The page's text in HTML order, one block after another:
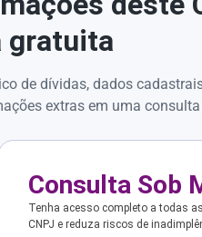
gratuita
de dívidas, dados
extras em uma
Consulta Sob
Tenha acesso completo a todas
CNPJ e reduza riscos de